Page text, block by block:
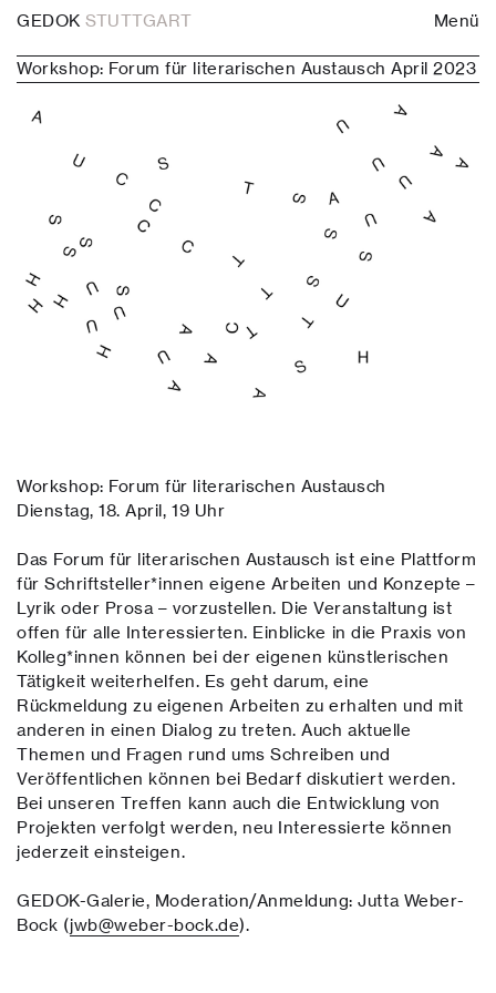
GEDOKSTUTTGART Menü
Workshop: Forum für literarischen Austausch April 2023
Workshop: Forum für literarischen Austausch
Dienstag, 18. April, 19 Uhr
Das Forum für literarischen Austausch ist eine Plattform
für Schriftsteller*innen eigene Arbeiten und Konzepte –
Lyrik oder Prosa – vorzustellen. Die Veranstaltung ist
offen für alle Interessierten. Einblicke in die Praxis von
Kolleg*innen können bei der eigenen künstlerischen
Tätigkeit weiterhelfen. Es geht darum, eine
Rückmeldung zu eigenen Arbeiten zu erhalten und mit
anderen in einen Dialog zu treten. Auch aktuelle
Themen und Fragen rund ums Schreiben und
Veröffentlichen können bei Bedarf diskutiert werden.
Bei unseren Treffen kann auch die Entwicklung von
Projekten verfolgt werden, neu Interessierte können
jederzeit einsteigen.
GEDOK-Galerie, Moderation/Anmeldung: Jutta Weber-
Bock (jwb@weber-bock.de).